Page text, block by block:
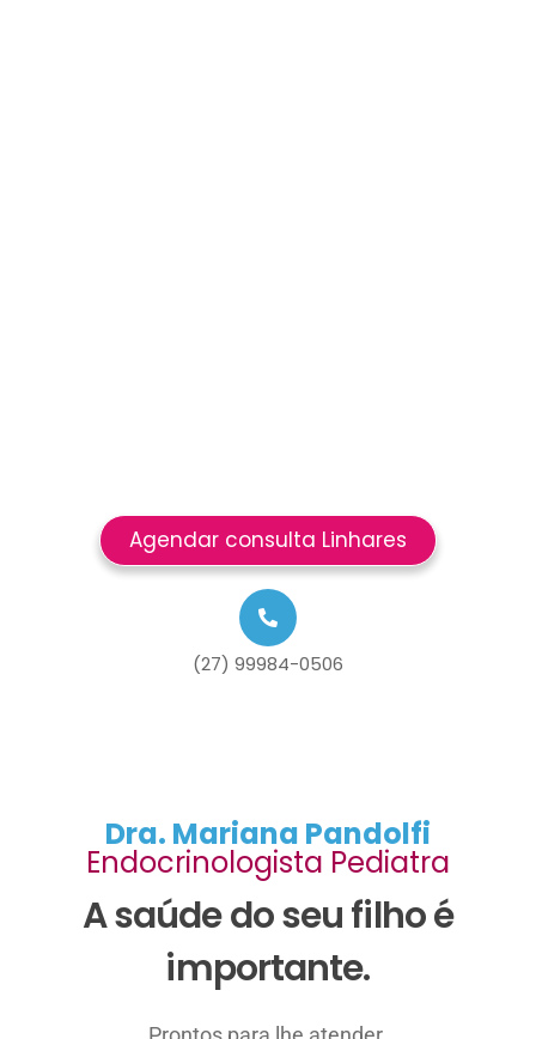
Agendar consulta Linhares
(27) 99984-0506
Dra. Mariana Pandolfi
Endocrinologista Pediatra
A saúde do seu filho é
importante.